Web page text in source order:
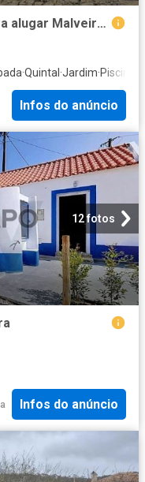
Casa de prestígio de 400 m² para alugar Malveira da Serra Cascais, Cascais, Lisboa
·Quintal ·Jardim·Piscina
Infos do anúncio
12 fotos
Infos do anúncio